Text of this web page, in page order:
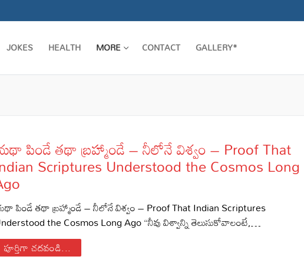
JOKES HEALTH MORE CONTACT GALLERY*
పిండే తథా బ్రహ్మాండే – నీలోనే విశ్వం – Proof That
Scriptures Understood the Cosmos Long
పిండే తథా బ్రహ్మాండే – నీలోనే విశ్వం – Proof That Indian Scriptures
the Cosmos Long Ago “నీవు విశ్వాన్ని తెలుసుకోవాలంటే,…
పూర్తిగా చదవండి...